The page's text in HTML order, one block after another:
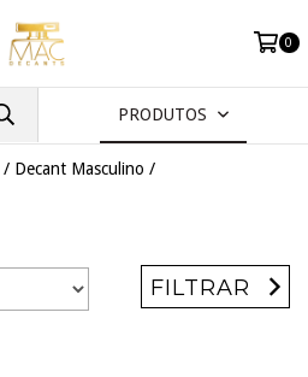
0
PRODUTOS
/ Decant Masculino /
FILTRAR